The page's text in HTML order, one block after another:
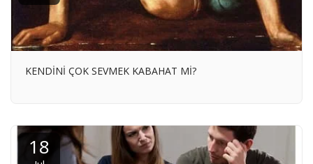
KENDİNİ ÇOK SEVMEK KABAHAT Mİ?
18